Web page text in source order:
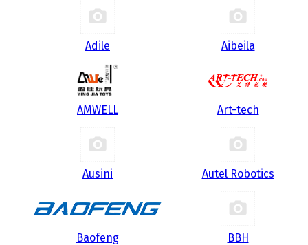
Adile Aibeila
AMWELL Art-tech
Ausini Autel Robotics
Baofeng BBH